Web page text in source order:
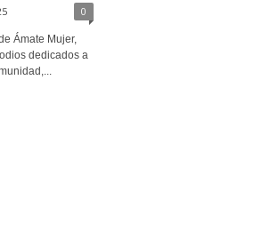
0
Ámate Mujer,
dedicados a